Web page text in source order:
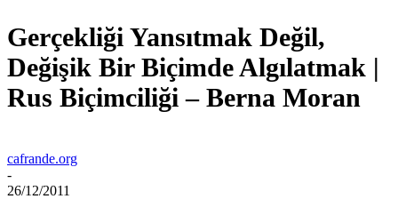
Gerçekliği Yansıtmak Değil,
Değişik Bir Biçimde Algılatmak |
Rus Biçimciliği – Berna Moran
cafrande.org
-
26/12/2011